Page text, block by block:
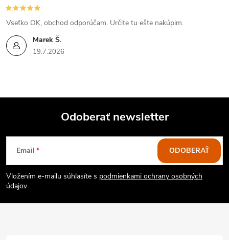
Marek Š.
19.7.2026
Vseťko OĶ, obchod odporúčam. Určite tu ešte nakúpim.
Z
á
p
Odoberať newsletter
Email
Vložením e-mailu súhlasíte s podmienkami ochrany osobných
údajov
ODOBERAŤ